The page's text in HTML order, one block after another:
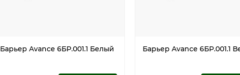
Барьер Avance 6БР.001.1 Белый Барьер Avance 6БР.001.1